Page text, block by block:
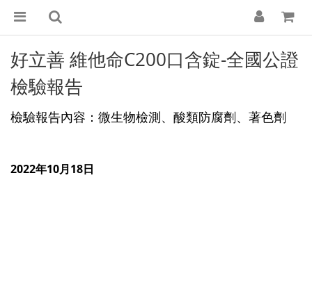
好立善 維他命C200口含錠-全國公證
檢驗報告
檢驗報告內容：微生物檢測、酸類防腐劑、著色劑
2022年10月18日